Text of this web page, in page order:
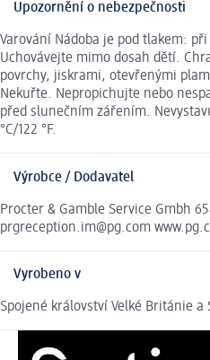
Upozornění o nebezpečnosti
Varování Nádoba je pod tlakem:
Uchovávejte mimo dosah dětí.
povrchy, jiskrami, otevřenými
Nekuřte. Nepropichujte nebo
před slunečním zářením.
°C/122 °F.
Výrobce / Dodavatel
Procter & Gamble Service Gmbh
prgreception.im@pg.com
Vyrobeno v
Spojené království Velké Británie a